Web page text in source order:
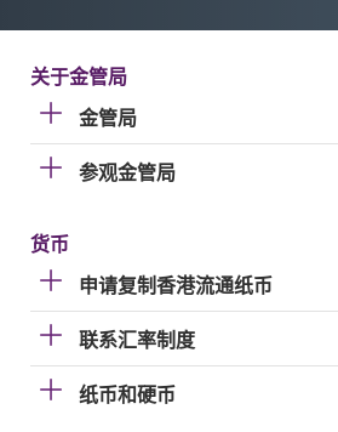
关于金管局
金管局
参观金管局
货币
申请复制香港流通纸币
联系汇率制度
纸币和硬币